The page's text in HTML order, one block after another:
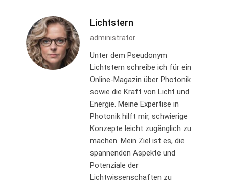
Lichtstern
administrator
Unter dem Pseudonym
Lichtstern schreibe ich für ein
Online-Magazin über Photonik
sowie die Kraft von Licht und
Energie. Meine Expertise in
Photonik hilft mir, schwierige
Konzepte leicht zugänglich zu
machen. Mein Ziel ist es, die
spannenden Aspekte und
Potenziale der
Lichtwissenschaften zu